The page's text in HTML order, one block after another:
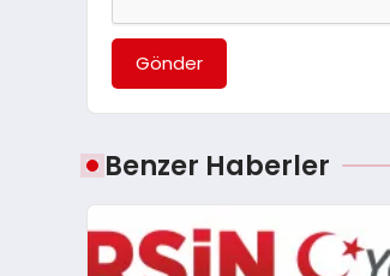
Gönder
Benzer Haberler